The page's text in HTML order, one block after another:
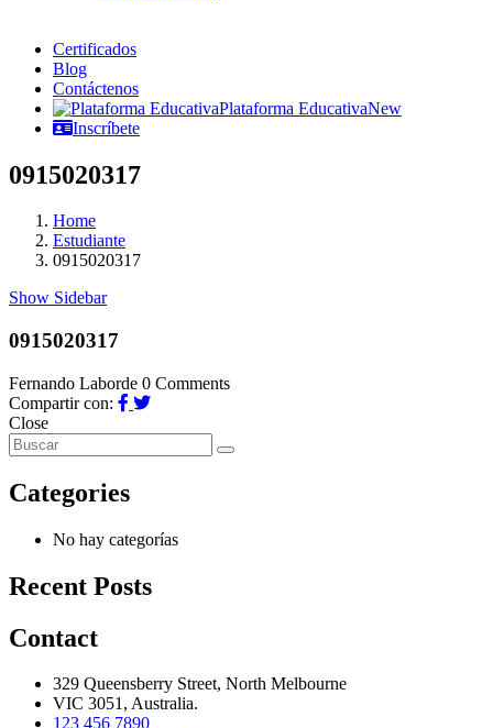
Certificados
Blog
Contáctenos
Plataforma EducativaNew
Inscríbete
0915020317
Home
Estudiante
0915020317
Show Sidebar
0915020317
Fernando Laborde 0 Comments
Compartir con:
Close
Categories
No hay categorías
Recent Posts
Contact
329 Queensberry Street, North Melbourne
VIC 3051, Australia.
123 456 7890